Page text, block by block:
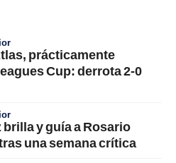
prácticamente
Cup: derrota 2-0
y guía a Rosario
una semana crítica